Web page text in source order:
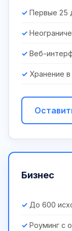
Первые 25
Веб-
Хранение в
Бизнес
До 600
Роуминг с